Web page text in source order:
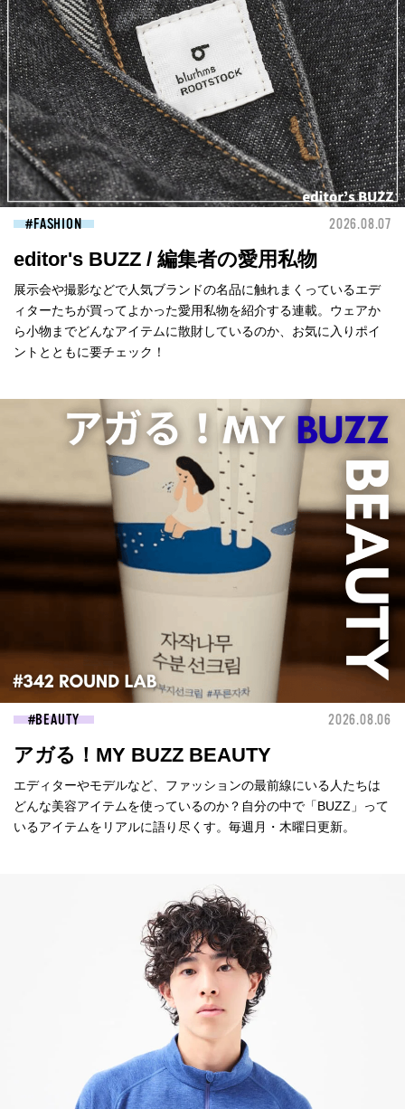
FASHION 2026.08.07
editor's BUZZ / 編集者の愛用私物
展示会や撮影などで人気ブランドの名品に触れまくっているエデ
ィターたちが買ってよかった愛用私物を紹介する連載。ウェアか
ら小物までどんなアイテムに散財しているのか、お気に入りポイ
ントとともに要チェック！
BEAUTY 2026.08.06
アガる！MY BUZZ BEAUTY
エディターやモデルなど、ファッションの最前線にいる人たちは
どんな美容アイテムを使っているのか？自分の中で「BUZZ」って
いるアイテムをリアルに語り尽くす。毎週月・木曜日更新。